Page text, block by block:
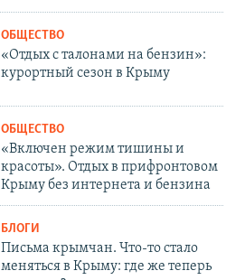
ОБЩЕСТВО
«Отдых с талонами на бензин»:
курортный сезон в Крыму
ОБЩЕСТВО
«Включен режим тишины и
красоты». Отдых в прифронтовом
Крыму без интернета и бензина
БЛОГИ
Письма крымчан. Что-то стало
меняться в Крыму: где же теперь